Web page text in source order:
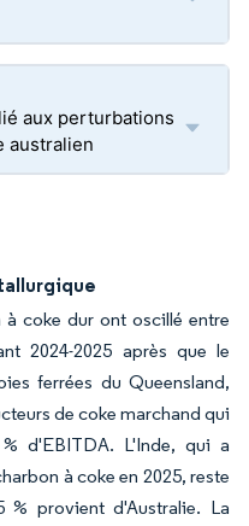
aux perturbations
australien
coke dur ont oscillé entre
2024-2025 après que le
ferrées du Queensland,
de coke marchand qui
d'EBITDA. L'Inde, qui a
à coke en 2025, reste
% provient d'Australie. La